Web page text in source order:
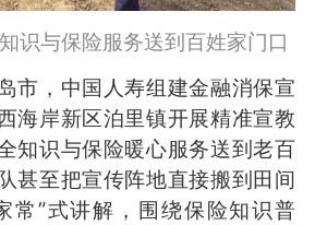
识与保险服务送到百姓家门口
，中国人寿组建金融消保宣
海岸新区泊里镇开展精准宣教
知识与保险暖心服务送到老百
甚至把宣传阵地直接搬到田间
常”式讲解，围绕保险知识普